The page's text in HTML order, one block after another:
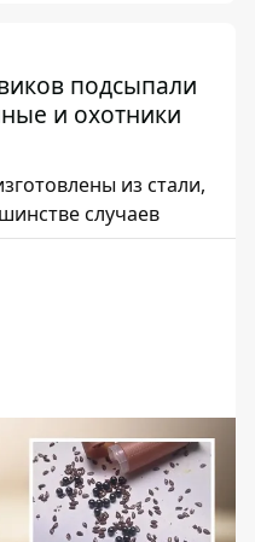
подсыпали
и охотники
из стали,
случаев